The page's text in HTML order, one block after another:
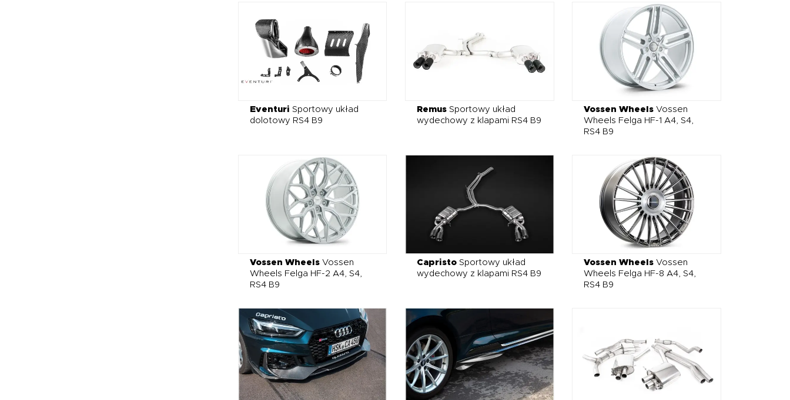
Eventuri Sportowy układ
dolotowy RS4 B9
RemusSportowy układ
wydechowy z klapami RS4 B9
Vossen Wheels Vossen
Wheels Felga HF-1 A4, S4,
RS4 B9
Vossen WheelsVossen
Wheels Felga HF-2 A4, S4,
RS4 B9
CapristoSportowy układ
wydechowy z klapami RS4 B9
Vossen Wheels Vossen
Wheels Felga HF-8 A4, S4,
RS4 B9